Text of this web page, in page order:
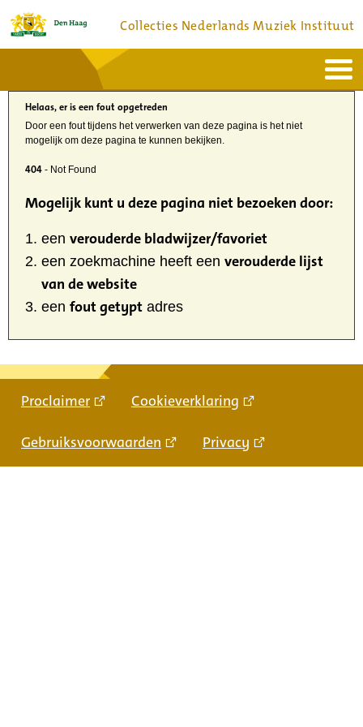
Collecties Nederlands Muziek Instituut
Home
Actueel
Bronnen en collecties
Dienstverlening
Bezoek
Over
Helaas, er is een fout opgetreden
Door een fout tijdens het verwerken van deze pagina is het niet
mogelijk om deze pagina te kunnen bekijken.
404 - Not Found
Mogelijk kunt u deze pagina niet bezoeken door:
een verouderde bladwijzer/favoriet
een zoekmachine heeft een verouderde lijst
van de website
een fout getypt adres
Proclaimer Cookieverklaring
Gebruiksvoorwaarden Privacy